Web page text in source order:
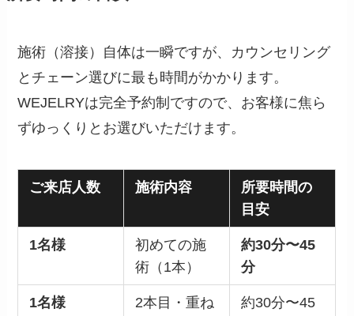
施術（溶接）自体は一瞬ですが、カウンセリング
とチェーン選びに最も時間がかかります。
WEJELRYは完全予約制ですので、お客様に焦ら
ずゆっくりとお選びいただけます。
ご来店人数 施術内容
所要時間の
目安
1名様
初めての施
術（1本）
約30分〜45
分
1名様
2本目・重ね
約30分〜45